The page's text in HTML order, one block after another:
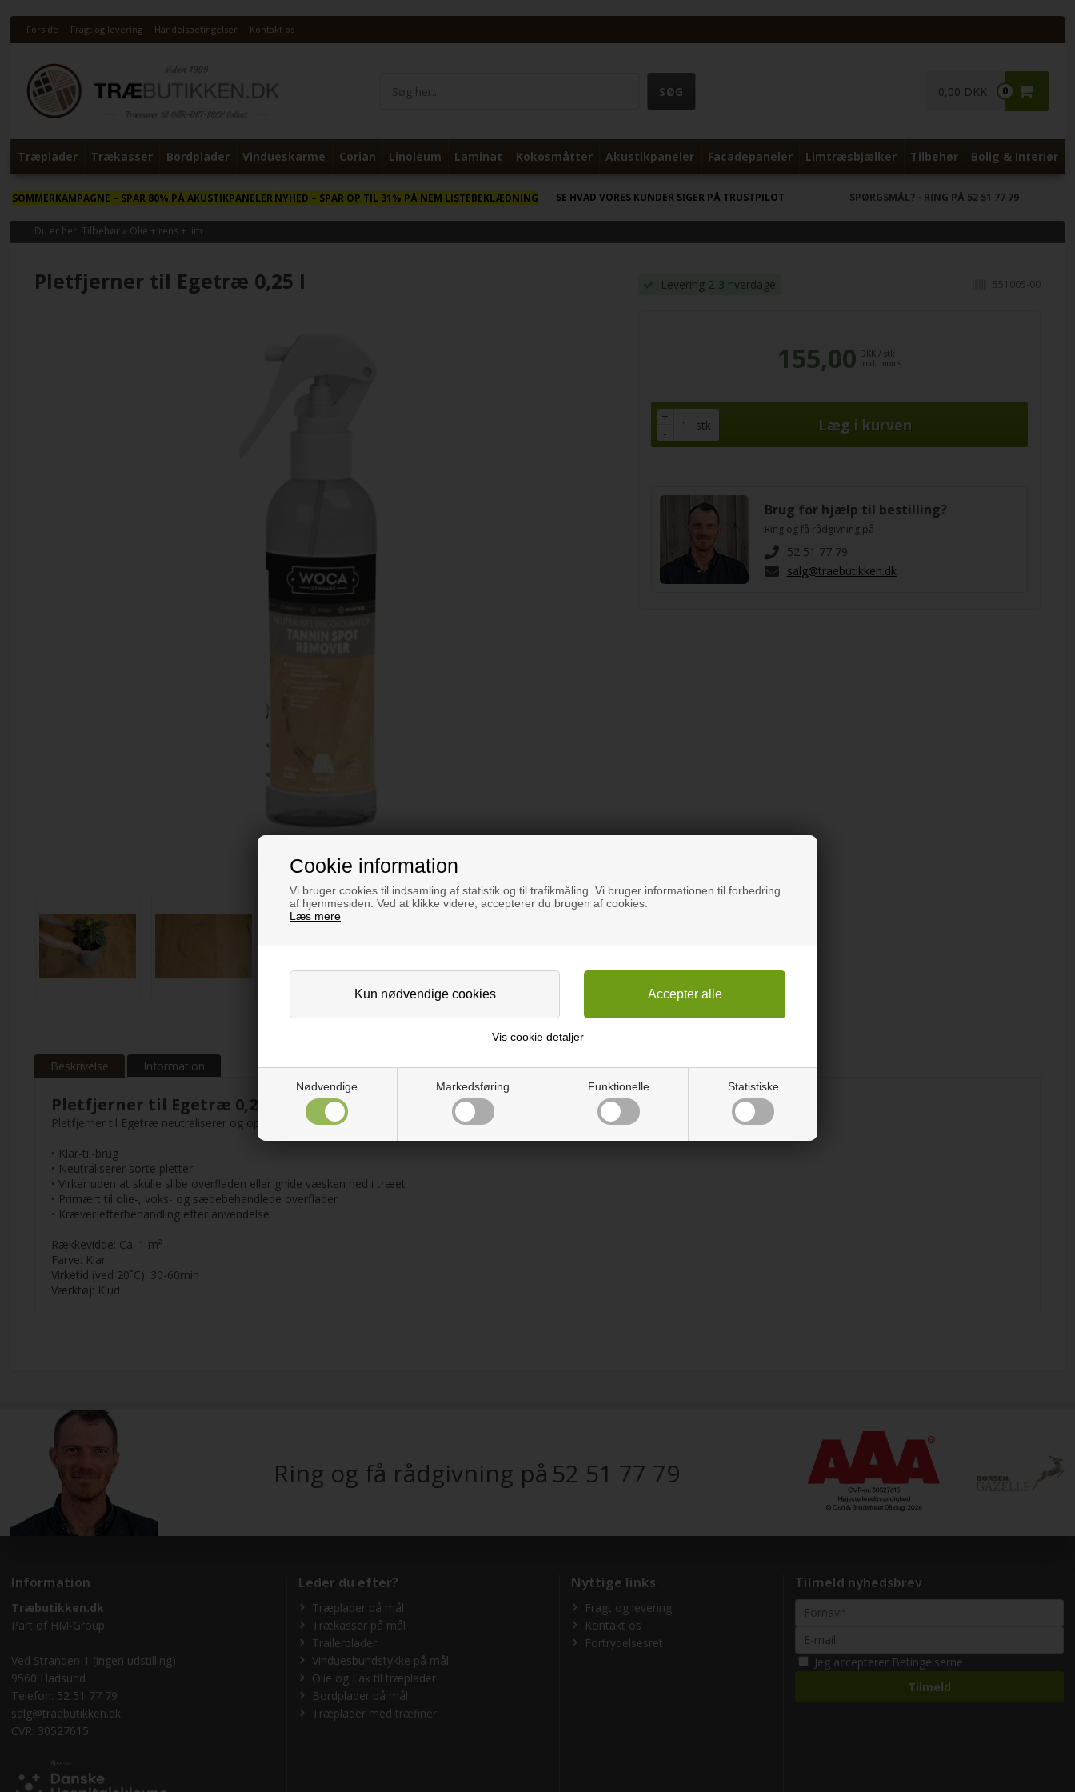
Cookie information
Vi bruger cookies til indsamling af statistik og til trafikmåling. Vi bruger informationen til forbedring
af hjemmesiden. Ved at klikke videre, accepterer du brugen af cookies.
Læs mere
Nødvendige Markedsføring Funktionelle Statistiske
Vis cookie detaljer
Forside Fragt og levering Handelsbetingelser Kontakt os
0
0,00 DKK
Træplader Trækasser Bordplader Vindueskarme Corian Linoleum Laminat Kokosmåtter Akustikpaneler Facadepaneler Limtræsbjælker Tilbehør Bolig & Interiør
SOMMERKAMPAGNE – SPAR 80% PÅ AKUSTIKPANELERNYHED – SPAR OP TIL 31% PÅ NEM LISTEBEKLÆDNING SE HVAD VORES KUNDER SIGER PÅ TRUSTPILOT SPØRGSMÅL? - RING PÅ 52 51 77 79
Du er her:Tilbehør » Olie + rens + lim
Pletfjerner til Egetræ 0,25 l Levering 2-3 hverdage 551005-00
155,00 DKK/ stk
inkl. moms
+
-
stk
Brug for hjælp til bestilling?
Ring og få rådgivning på
52 51 77 79
salg@traebutikken.dk
Beskrivelse Information
Pletfjerner til Egetræ 0,25 l
Pletfjerner til Egetræ neutraliserer og opløser effektivt sorte mærker forårsaget af vand og garvesyre.
• Klar-til-brug
• Neutraliserer sorte pletter
• Virker uden at skulle slibe overfladen eller gnide væsken ned i træet
• Primært til olie-, voks- og sæbebehandlede overflader
• Kræver efterbehandling efter anvendelse
Rækkevidde: Ca. 1 m²
Farve: Klar
Virketid (ved 20˚C): 30-60min
Værktøj: Klud
Ring og få rådgivning på 52 51 77 79
Information
Træbutikken.dk
Part of HM-Group
Ved Stranden 1 (ingen udstilling)
9560 Hadsund
Telefon: 52 51 77 79
salg@traebutikken.dk
CVR: 30527615
Leder du efter?
Træplader på mål
Trækasser på mål
Trailerplader
Vinduesbundstykke på mål
Olie og Lak til træplader
Bordplader på mål
Træplader med træfiner
Nyttige links
Fragt og levering
Kontakt os
Fortrydelsesret
Tilmeld nyhedsbrev
Jeg accepterer Betingelserne